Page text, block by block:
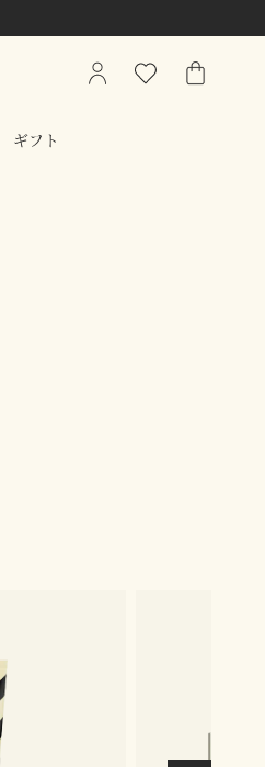
ギフト
My
ウ
シ